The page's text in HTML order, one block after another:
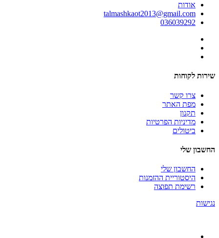
אודות
talmashkaot2013@gmail.com
036039292
שירות לקוחות
צרו קשר
מפת האתר
תקנון
מדיניות הפרטיות
ביטולים
החשבון שלי
החשבון שלי
היסטוריית ההזמנות
רשימת תפוצה
נגישות